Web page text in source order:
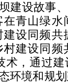
建设故事
青山绿水
设同频共
建设同频
术，通过
环境和规